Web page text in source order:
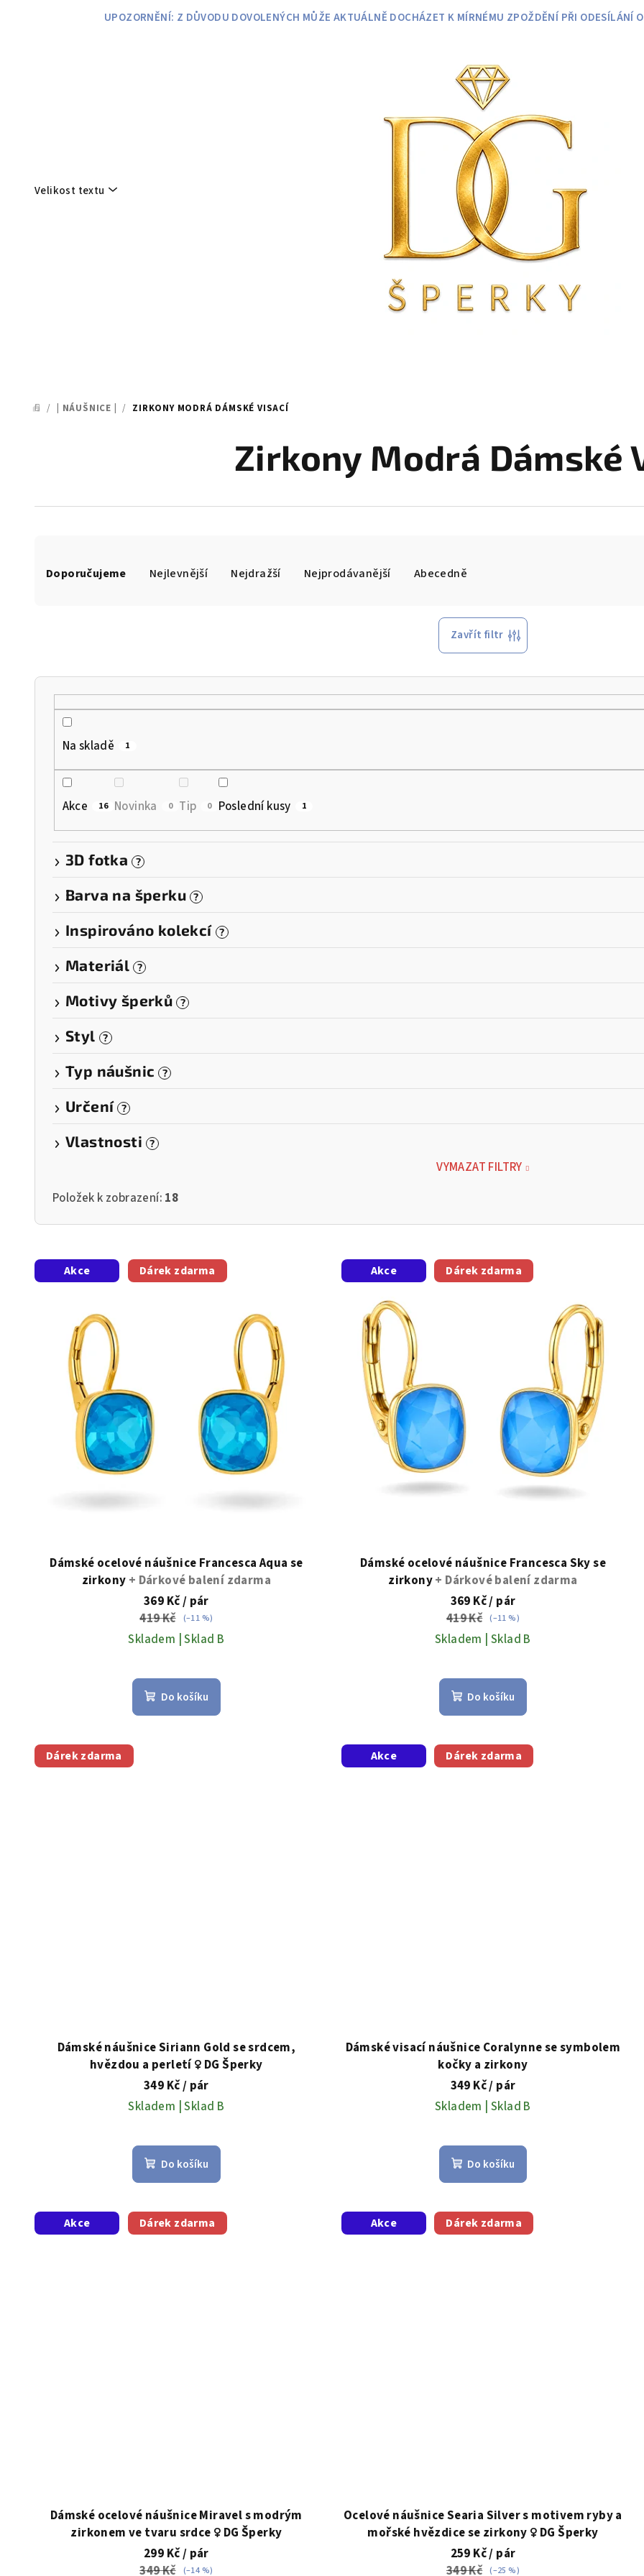
UPOZORNĚNÍ: Z DŮVODU DOVOLENÝCH MŮŽE AKTUÁLNĚ DOCHÁZET K MÍRNÉMU ZPOŽDĚNÍ PŘI ODESÍLÁNÍ
Velikost textu
DOMŮ
/ | NÁUŠNICE | / ZIRKONY MODRÁ DÁMSKÉ VISACÍ
Zirkony Modrá Dámské
aDoporučujeme Nejlevnější Nejdražší Nejprodávanější Abecedně
Zavřít filtr
Na skladě 1
Akce 16 Novinka 0 Tip 0 Poslední kusy 1
3D fotka ?
Barva na šperku ?
Inspirováno kolekcí ?
Materiál ?
Motivy šperků ?
Styl ?
Typ náušnic ?
Určení ?
Vlastnosti ?
VYMAZAT FILTRY
Položek k zobrazení: 18
V
ý
Akce Dárek zdarma
Dámské ocelové náušnice Francesca Aqua se
zirkony + Dárkové balení zdarma
369 Kč/ pár
419 Kč
(–11 %)
Skladem | Sklad B
Do košíku
Akce Dárek zdarma
Dámské ocelové náušnice Francesca Sky se
zirkony+ Dárkové balení zdarma
369 Kč/ pár
419 Kč (–11 %)
Skladem | Sklad B
Do košíku
Dárek zdarma
Dámské náušnice Siriann Gold se srdcem,
hvězdou a perletí ♀️ DG Šperky
349 Kč/ pár
Skladem | Sklad B
Do košíku
Akce Dárek zdarma
Dámské visací náušnice Coralynne se symbolem
kočky a zirkony
349 Kč/ pár
Skladem | Sklad B
Do košíku
Akce Dárek zdarma
Dámské ocelové náušnice Miravel s modrým
zirkonem ve tvaru srdce ♀️ DG Šperky
299 Kč/ pár
349 Kč
(–14 %)
Akce Dárek zdarma
Ocelové náušnice Searia Silver s motivem ryby a
mořské hvězdice se zirkony ♀️ DG Šperky
259 Kč/ pár
349 Kč (–25 %)